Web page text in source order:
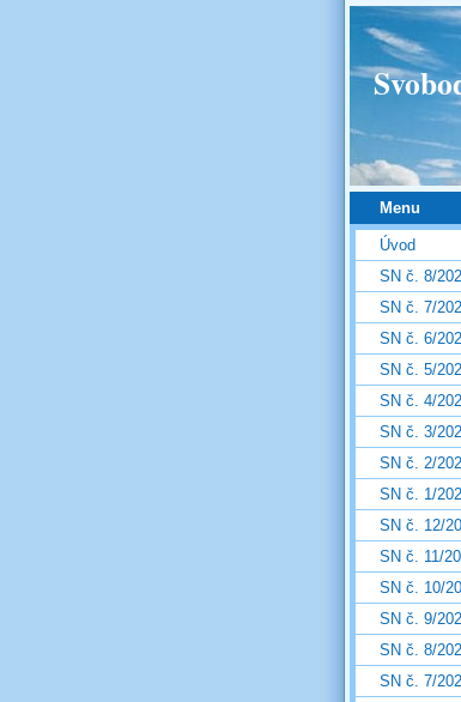
Menu
Úvod
SN č. 8/
SN č. 7/
SN č. 6/
SN č. 5/
SN č. 4/
SN č. 3/
SN č. 2/
SN č. 1/
SN č. 12/
SN č. 11/
SN č. 10/
SN č. 9/
SN č. 8/
SN č. 7/